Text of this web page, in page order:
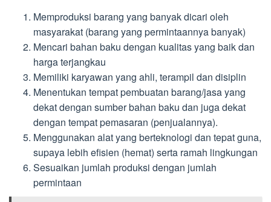
Memproduksi barang yang banyak dicari oleh
masyarakat (barang yang permintaannya banyak)
Mencari bahan baku dengan kualitas yang baik dan
harga terjangkau
Memiliki karyawan yang ahli, terampil dan disiplin
Menentukan tempat pembuatan barang/jasa yang
dekat dengan sumber bahan baku dan juga dekat
dengan tempat pemasaran (penjualannya).
Menggunakan alat yang berteknologi dan tepat guna,
supaya lebih efisien (hemat) serta ramah lingkungan
Sesuaikan jumlah produksi dengan jumlah
permintaan